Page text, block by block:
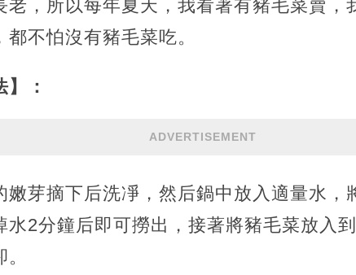
，所以每年夏天，我看著有豬毛菜賣，
不怕沒有豬毛菜吃。
】：
ADVERTISEMENT
嫩芽摘下后洗凈，然后鍋中放入適量水，
2分鐘后即可撈出，接著將豬毛菜放入